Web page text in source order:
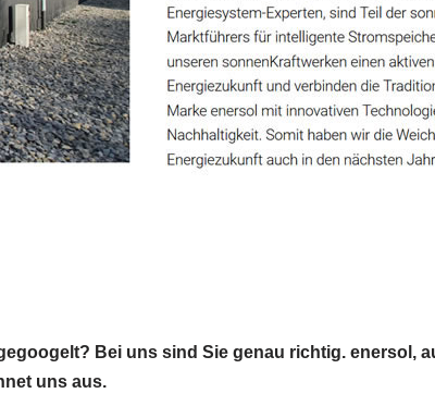
Bei uns sind Sie genau richtig. enersol,
uns aus.